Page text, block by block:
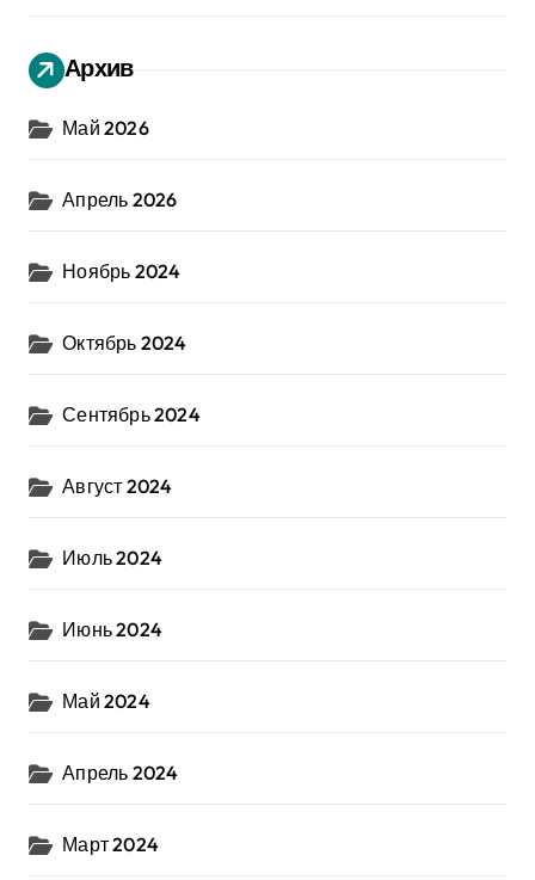
Архив
Май 2026
Апрель 2026
Ноябрь 2024
Октябрь 2024
Сентябрь 2024
Август 2024
Июль 2024
Июнь 2024
Май 2024
Апрель 2024
Март 2024